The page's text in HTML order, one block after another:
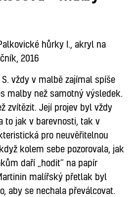
hůrky I., akryl na
2016
vždy v malbě zajímal spíše
malby než samotný výsledek.
zvítězit. Její projev byl vždy
to jak v barevnosti, tak v
pro neuvěřitelnou
kolem sebe pozorovala, jak
daří „hodit“ na papír
malířský přetlak byl
aby se nechala převálcovat.